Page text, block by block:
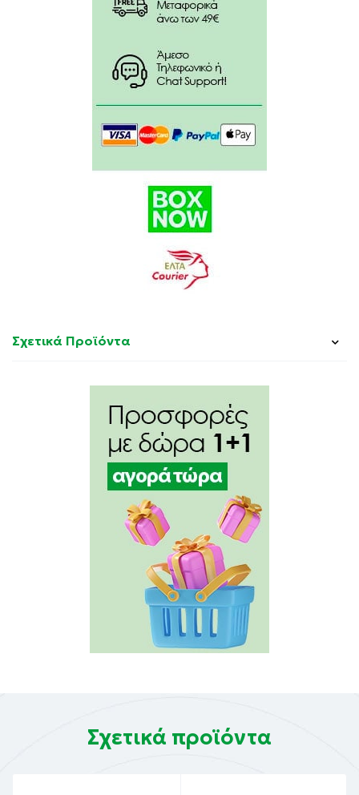
Butylene Glycol, Calendula Officinalis Flower Extract,
Prunella Vulgaris Flower/Leaf/Stem Extract,
Ammonium Glycyrrhizate, Panthenol, PEG-20
Stearate, Phenoxyethanol, Carbomer,
Ethylhexylglycerin, Caprylyl Glycol, Tocopherol,
Sodium Hydroxide, Sodium Phytate, Retinyl
Palmitate, Arachis Hypogaea (Peanut) Oil,
Pelargonium Graveolens Flower Oil, Melaleuca
Alternifolia (Tea Tree) Leaf Oil
Χωρίς Parabens, Silicones, Mineral oil, Propylene
Σχετικά Προϊόντα
Σχετικά προϊόντα